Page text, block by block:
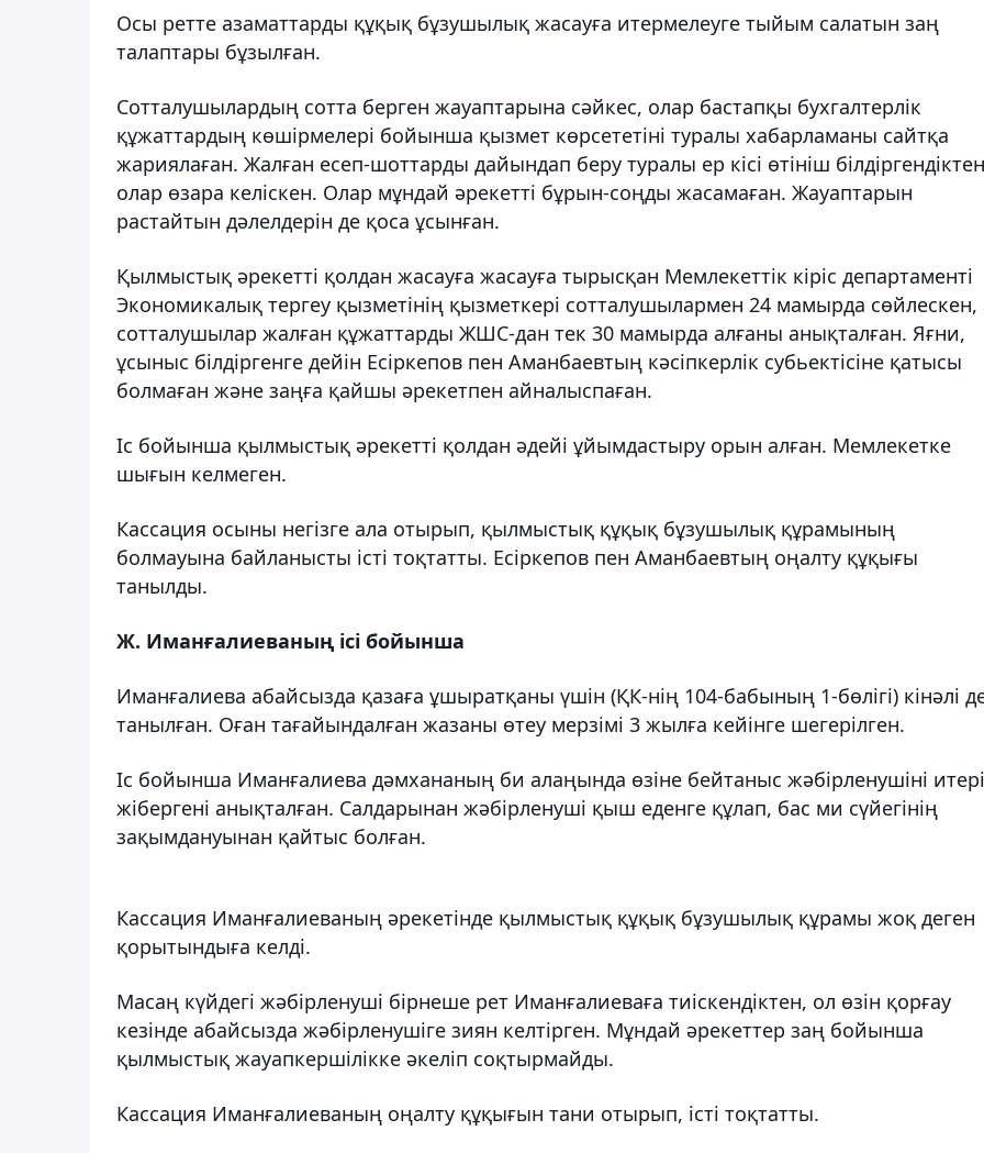
Осы ретте азаматтарды құқық бұзушылық жасауға итермелеуге тыйым салатын заң
талаптары бұзылған.
Сотталушылардың сотта берген жауаптарына сәйкес, олар бастапқы бухгалтерлік
құжаттардың көшірмелері бойынша қызмет көрсететіні туралы хабарламаны сайтқа
жариялаған. Жалған есеп-шоттарды дайындап беру туралы ер кісі өтініш
олар өзара келіскен. Олар мұндай әрекетті бұрын-соңды жасамаған. Жауаптарын
растайтын дәлелдерін де қоса ұсынған.
Қылмыстық әрекетті қолдан жасауға жасауға тырысқан Мемлекеттік кіріс департаменті
Экономикалық тергеу қызметінің қызметкері сотталушылармен 24 мамырда сөйлескен,
сотталушылар жалған құжаттарды ЖШС-дан тек 30 мамырда алғаны анықталған. Яғни,
ұсыныс білдіргенге дейін Есіркепов пен Аманбаевтың кәсіпкерлік субьектісіне қатысы
болмаған және заңға қайшы әрекетпен айналыспаған.
Іс бойынша қылмыстық әрекетті қолдан әдейі ұйымдастыру орын алған. Мемлекетке
шығын келмеген.
Кассация осыны негізге ала отырып, қылмыстық құқық бұзушылық құрамының
болмауына байланысты істі тоқтатты. Есіркепов пен Аманбаевтың оңалту құқығы
танылды.
Ж. Иманғалиеваның ісі бойынша
Иманғалиева абайсызда қазаға ұшыратқаны үшін (ҚК-нің 104-бабының 1-бөлігі) кінәлі
танылған. Оған тағайындалған жазаны өтеу мерзімі 3 жылға кейінге шегерілген.
Іс бойынша Иманғалиева дәмхананың би алаңында өзіне бейтаныс жәбірленушіні
жібергені анықталған. Салдарынан жәбірленуші қыш еденге құлап, бас ми сүйегінің
зақымдануынан қайтыс болған.
Кассация Иманғалиеваның әрекетінде қылмыстық құқық бұзушылық құрамы жоқ деген
қорытындыға келді.
Масаң күйдегі жәбірленуші бірнеше рет Иманғалиеваға тиіскендіктен, ол өзін қорғау
кезінде абайсызда жәбірленушіге зиян келтірген. Мұндай әрекеттер заң бойынша
қылмыстық жауапкершілікке әкеліп соқтырмайды.
Кассация Иманғалиеваның оңалту құқығын тани отырып, істі тоқтатты.